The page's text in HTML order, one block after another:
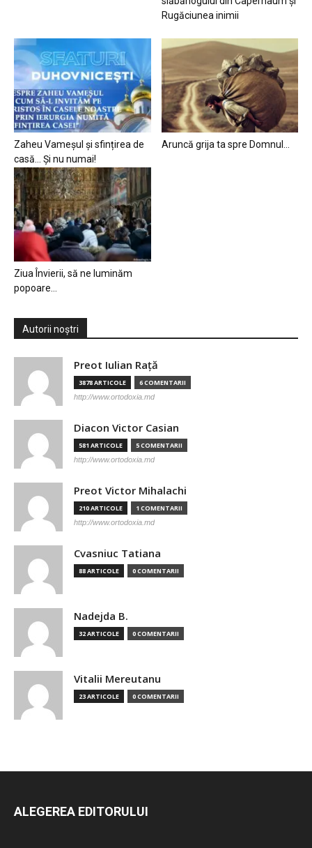
Rugăciunea inimii
Zaheu Vameșul și sfințirea de
casă… Și nu numai!
Aruncă grija ta spre Domnul…
Ziua Învierii, să ne luminăm
popoare…
Autorii noștri
Preot Iulian Raţă
3878 ARTICOLE 6 COMENTARII
http://www.ortodoxia.md
Diacon Victor Casian
581 ARTICOLE 5 COMENTARII
http://www.ortodoxia.md
Preot Victor Mihalachi
210 ARTICOLE 1 COMENTARII
http://www.ortodoxia.md
Cvasniuc Tatiana
88 ARTICOLE 0 COMENTARII
Nadejda B.
32 ARTICOLE 0 COMENTARII
Vitalii Mereutanu
23 ARTICOLE 0 COMENTARII
ALEGEREA EDITORULUI